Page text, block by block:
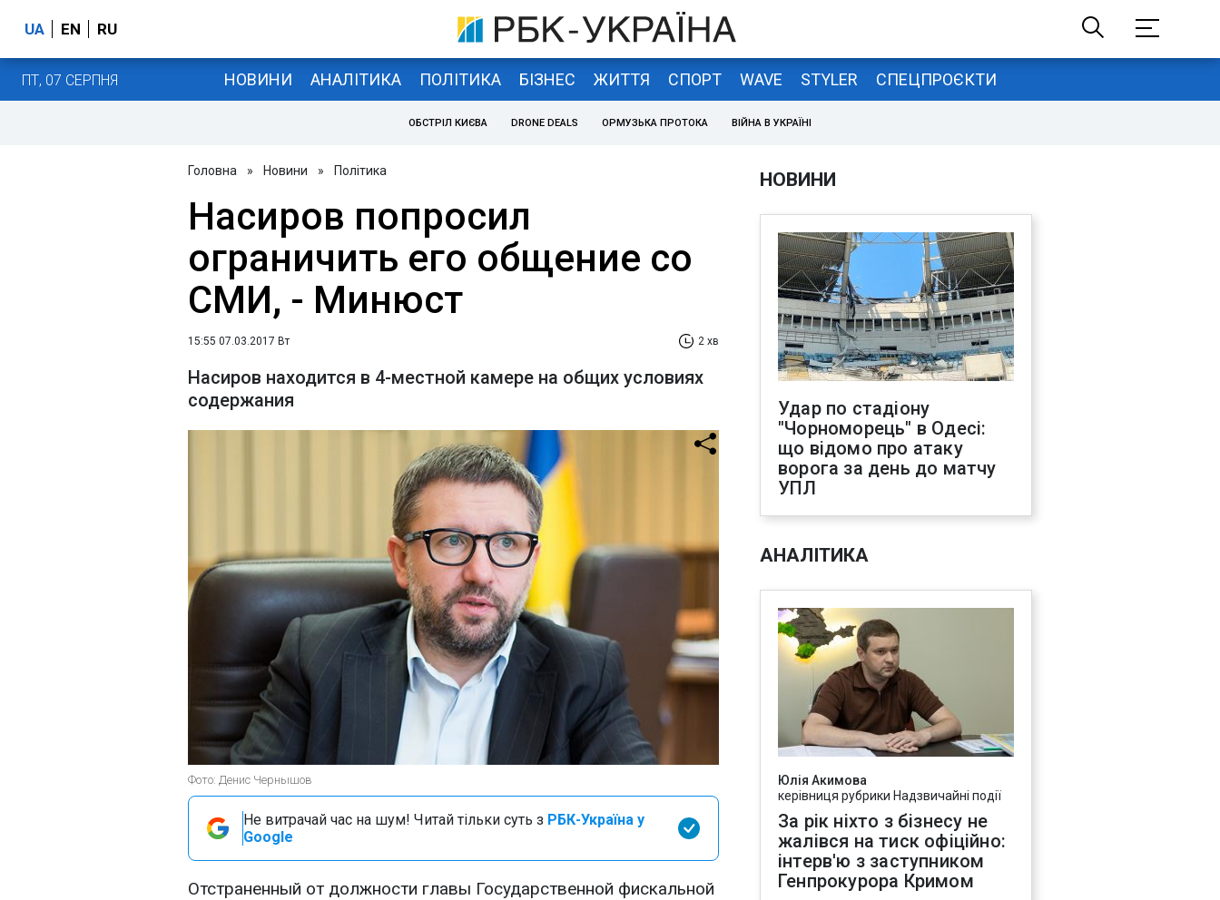
UA EN RU
ПТ, 07 СЕРПНЯ НОВИНИ АНАЛІТИКА ПОЛІТИКА БІЗНЕС ЖИТТЯ СПОРТ WAVE STYLER СПЕЦПРОЄКТИ
ОБСТРІЛ КИЄВА DRONE DEALS ОРМУЗЬКА ПРОТОКА ВІЙНА В УКРАЇНІ
Головна » Новини » Політика
Насиров попросил
ограничить его общение со
СМИ, - Минюст
15:55 07.03.2017 Вт 2 хв
Насиров находится в 4-местной камере на общих условиях
содержания
Фото: Денис Чернышов
Не витрачай час на шум! Читай тільки суть з РБК-Україна у
Google
Отстраненный от должности главы Государственной фискальной
НОВИНИ
Удар по стадіону
"Чорноморець" в Одесі:
що відомо про атаку
ворога за день до матчу
УПЛ
АНАЛІТИКА
Юлія Акимова
керівниця рубрики Надзвичайні події
За рік ніхто з бізнесу не
жалівся на тиск офіційно:
інтерв'ю з заступником
Генпрокурора Кримом